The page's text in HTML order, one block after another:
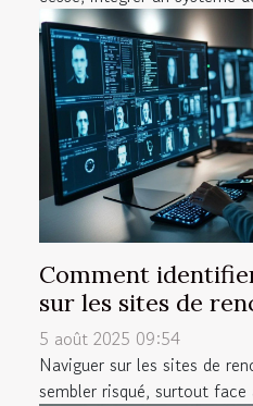
Comment
sur les sites de
5 août 2025 09:54
Naviguer sur les sites de
sembler risqué, surtout